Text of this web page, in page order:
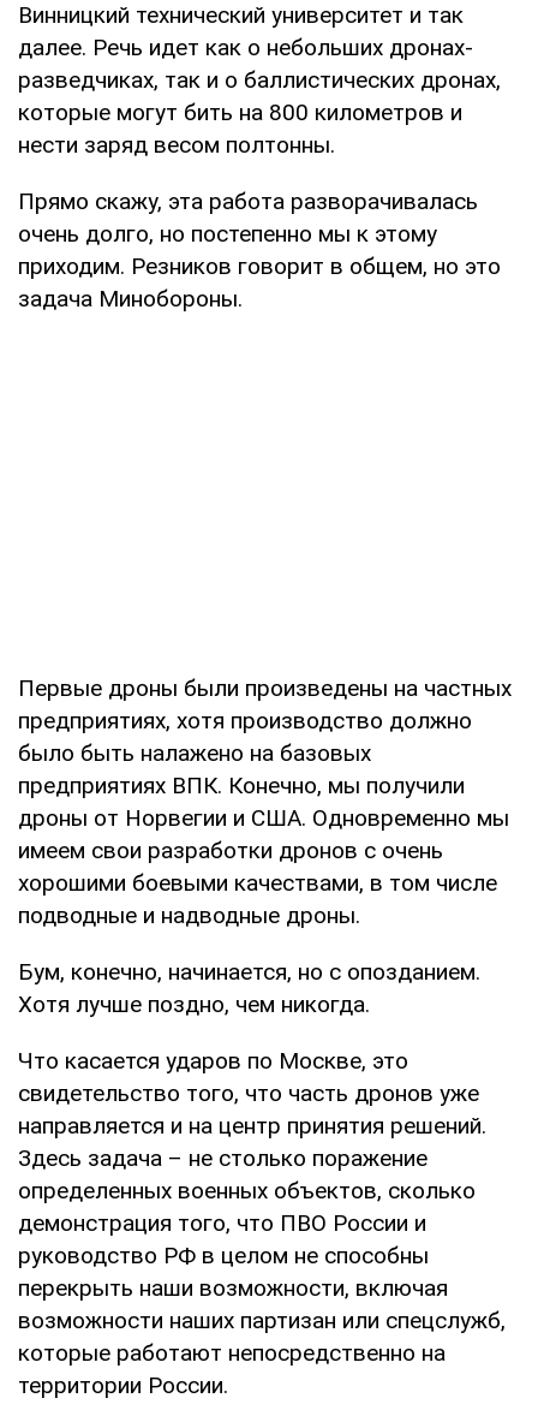
Винницкий технический университет и так
далее. Речь идет как о небольших дронах-
разведчиках, так и о баллистических дронах,
которые могут бить на 800 километров и
нести заряд весом полтонны.
Прямо скажу, эта работа разворачивалась
очень долго, но постепенно мы к этому
приходим. Резников говорит в общем, но это
задача Минобороны.
Первые дроны были произведены на частных
предприятиях, хотя производство должно
было быть налажено на базовых
предприятиях ВПК. Конечно, мы получили
дроны от Норвегии и США. Одновременно мы
имеем свои разработки дронов с очень
хорошими боевыми качествами, в том числе
подводные и надводные дроны.
Бум, конечно, начинается, но с опозданием.
Хотя лучше поздно, чем никогда.
Что касается ударов по Москве, это
свидетельство того, что часть дронов уже
направляется и на центр принятия решений.
Здесь задача – не столько поражение
определенных военных объектов, сколько
демонстрация того, что ПВО России и
руководство РФ в целом не способны
перекрыть наши возможности, включая
возможности наших партизан или спецслужб,
которые работают непосредственно на
территории России.